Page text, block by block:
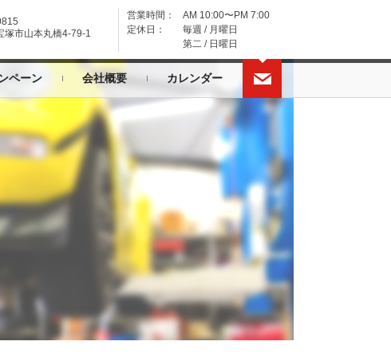
塚市山本丸橋4-79-1
営業時間：
AM 10:00〜PM 7:00
定休日：
毎週 / 月曜日
第二 / 日曜日
ペーン 会社概要 カレンダー